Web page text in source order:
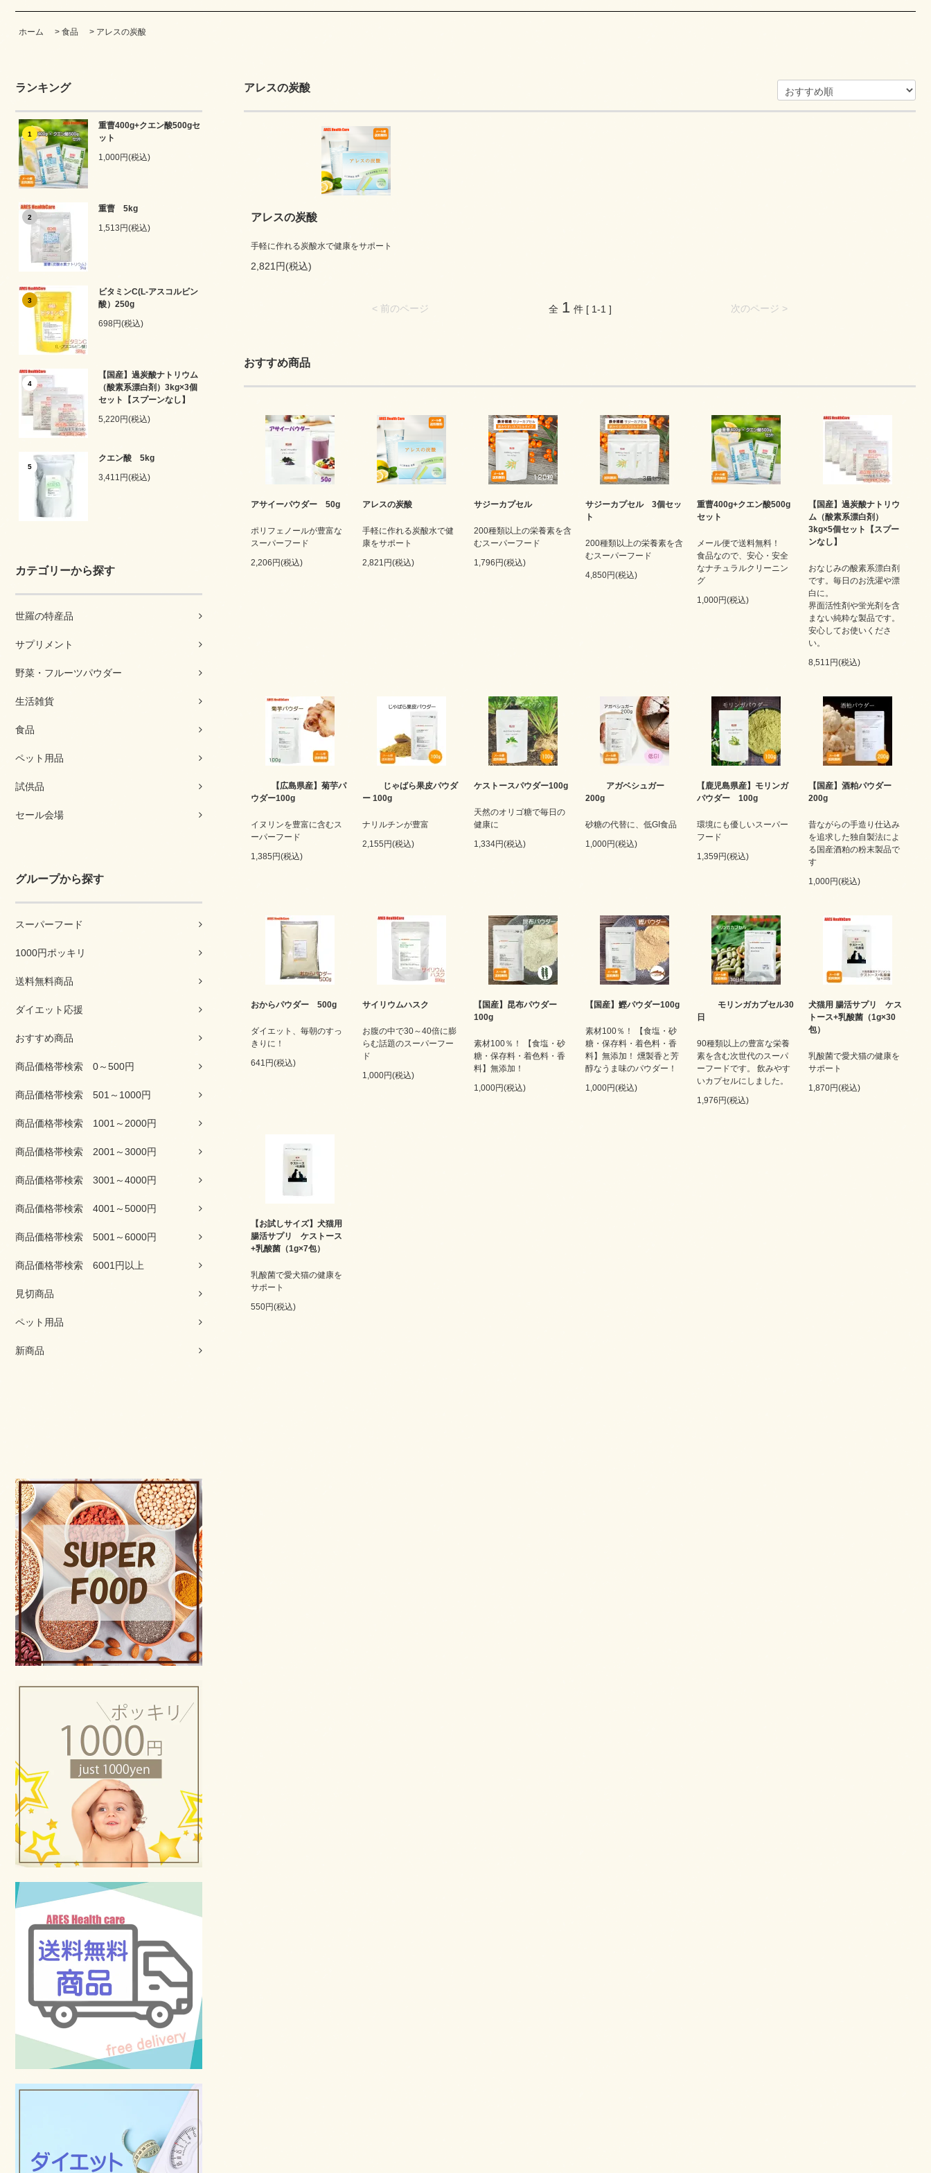
ホーム > 食品 > アレスの炭酸
ランキング
1
重曹400g+クエン酸500gセ
ット
1,000円(税込)
2
重曹 5kg
1,513円(税込)
3
ビタミンC(L-アスコルビン
酸）250g
698円(税込)
4
【国産】過炭酸ナトリウム
（酸素系漂白剤）3kg×3個
セット【スプーンなし】
5,220円(税込)
5
クエン酸 5kg
3,411円(税込)
カテゴリーから探す
世羅の特産品
サプリメント
野菜・フルーツパウダー
生活雑貨
食品
ペット用品
試供品
セール会場
グループから探す
スーパーフード
1000円ポッキリ
送料無料商品
ダイエット応援
おすすめ商品
商品価格帯検索 0～500円
商品価格帯検索 501～1000円
商品価格帯検索 1001～2000円
商品価格帯検索 2001～3000円
商品価格帯検索 3001～4000円
商品価格帯検索 4001～5000円
商品価格帯検索 5001～6000円
商品価格帯検索 6001円以上
見切商品
ペット用品
新商品
アレスの炭酸
アレスの炭酸
手軽に作れる炭酸水で健康をサポート
2,821円(税込)
< 前のページ 次のページ >
全 1 件 [ 1-1 ]
おすすめ商品
アサイーパウダー 50g
ポリフェノールが豊富な
スーパーフード
2,206円(税込)
アレスの炭酸
手軽に作れる炭酸水で健
康をサポート
2,821円(税込)
サジーカプセル
200種類以上の栄養素を含
むスーパーフード
1,796円(税込)
サジーカプセル 3個セッ
ト
200種類以上の栄養素を含
むスーパーフード
4,850円(税込)
重曹400g+クエン酸500g
セット
メール便で送料無料！
食品なので、安心・安全
なナチュラルクリーニン
グ
1,000円(税込)
【国産】過炭酸ナトリウ
ム（酸素系漂白剤）
3kg×5個セット【スプー
ンなし】
おなじみの酸素系漂白剤
です。毎日のお洗濯や漂
白に。
界面活性剤や蛍光剤を含
まない純粋な製品です。
安心してお使いくださ
い。
8,511円(税込)
【広島県産】菊芋パ
ウダー100g
イヌリンを豊富に含むス
ーパーフード
1,385円(税込)
じゃばら果皮パウダ
ー 100g
ナリルチンが豊富
2,155円(税込)
ケストースパウダー100g
天然のオリゴ糖で毎日の
健康に
1,334円(税込)
アガベシュガー
200g
砂糖の代替に、低GI食品
1,000円(税込)
【鹿児島県産】モリンガ
パウダー 100g
環境にも優しいスーパー
フード
1,359円(税込)
【国産】酒粕パウダー
200g
昔ながらの手造り仕込み
を追求した独自製法によ
る国産酒粕の粉末製品で
す
1,000円(税込)
おからパウダー 500g
ダイエット、毎朝のすっ
きりに！
641円(税込)
サイリウムハスク
お腹の中で30～40倍に膨
らむ話題のスーパーフー
ド
1,000円(税込)
【国産】昆布パウダー
100g
素材100％！ 【食塩・砂
糖・保存料・着色料・香
料】無添加！
1,000円(税込)
【国産】鰹パウダー100g
素材100％！ 【食塩・砂
糖・保存料・着色料・香
料】無添加！ 燻製香と芳
醇なうま味のパウダー！
1,000円(税込)
モリンガカプセル30
日
90種類以上の豊富な栄養
素を含む次世代のスーパ
ーフードです。 飲みやす
いカプセルにしました。
1,976円(税込)
犬猫用 腸活サプリ ケス
トース+乳酸菌（1g×30
包）
乳酸菌で愛犬猫の健康を
サポート
1,870円(税込)
【お試しサイズ】犬猫用
腸活サプリ ケストース
+乳酸菌（1g×7包）
乳酸菌で愛犬猫の健康を
サポート
550円(税込)